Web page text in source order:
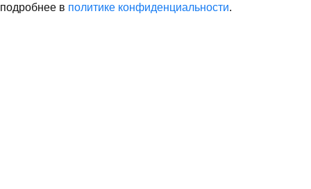
подробнее в политике конфиденциальности.